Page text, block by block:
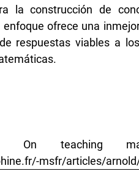
la construcción de
ofrece una
respuestas viables a
On teaching
msfr/articles/